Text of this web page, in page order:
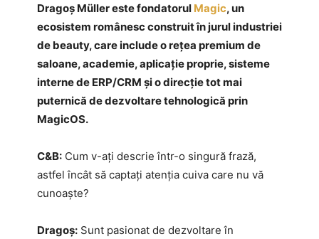
Dragoș Müller este fondatorul Magic, un
ecosistem românesc construit în jurul industriei
de beauty, care include o rețea premium de
saloane, academie, aplicație proprie, sisteme
interne de ERP/CRM și o direcție tot mai
puternică de dezvoltare tehnologică prin
MagicOS.
C&B: Cum v-ați descrie într-o singură frază,
astfel încât să captați atenția cuiva care nu vă
cunoaște?
Dragoș: Sunt pasionat de dezvoltare în